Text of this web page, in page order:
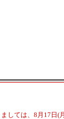
しては、8月17日(